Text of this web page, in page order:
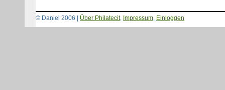
© Daniel 2006 | Über Philatecit, Impressum, Einloggen